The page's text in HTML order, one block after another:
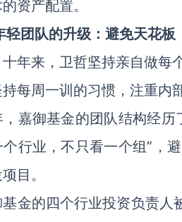
资产配置。
轻团队的升级：避免天花板
年来，卫哲坚持亲自做每
每周一训的习惯，注重内
嘉御基金的团队结构经
行业，不只看一个组”，
目。
金的四个行业投资负责人